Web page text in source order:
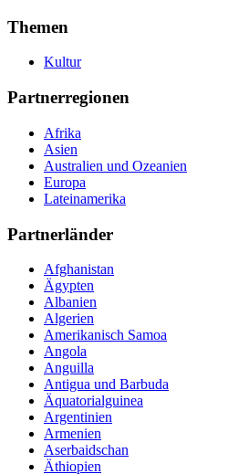
Themen
Kultur
Partnerregionen
Afrika
Asien
Australien und Ozeanien
Europa
Lateinamerika
Partnerländer
Afghanistan
Ägypten
Albanien
Algerien
Amerikanisch Samoa
Angola
Anguilla
Antigua und Barbuda
Äquatorialguinea
Argentinien
Armenien
Aserbaidschan
Äthiopien